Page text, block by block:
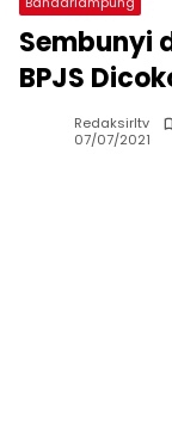
Sembunyi
BPJS
Redaksirltv
07/07/2021